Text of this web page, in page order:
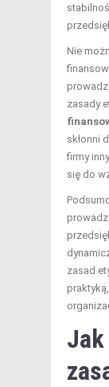
Nie
zasady
skłonni
firmy
się do
zasad